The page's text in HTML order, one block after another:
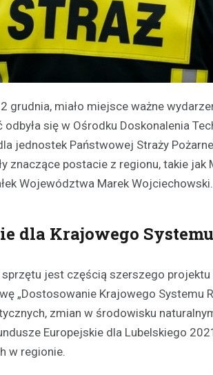
grudnia, miało miejsce ważne
się w Ośrodku Doskonalenia
jednostek Państwowej Straży
znaczące postacie z regionu, takie
Województwa Marek Wojciechowski.
dla Krajowego
sprzętu jest częścią szerszego
„Dostosowanie Krajowego
zmian w środowisku
Europejskie dla Lubelskiego
w regionie.